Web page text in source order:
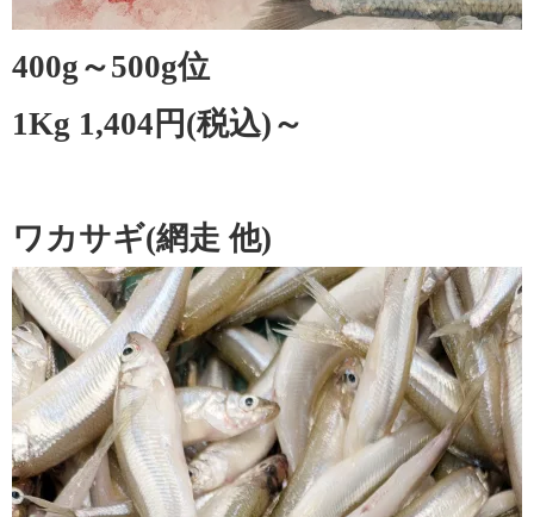
400g～500g位
1Kg 1,404円(税込)～
ワカサギ(網走 他)